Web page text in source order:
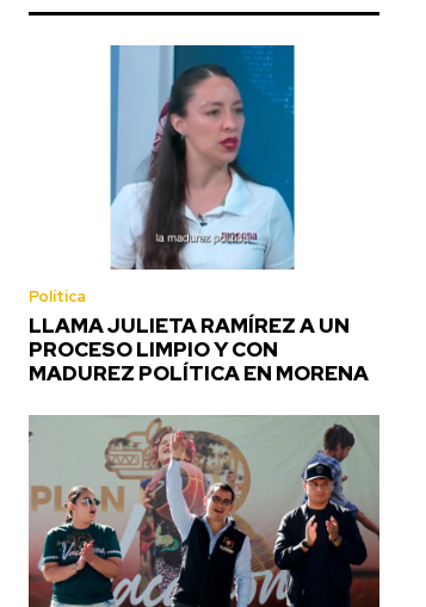
Política
LLAMA JULIETA RAMÍREZ A UN
PROCESO LIMPIO Y CON
MADUREZ POLÍTICA EN MORENA